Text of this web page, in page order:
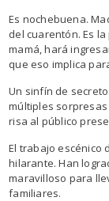
Es nochebuena.
del cuarentón.Es
mamá, hará
que eso implica
Un sinfín de
múltiples
risa al público
El trabajo escénico
hilarante.Han
maravilloso para
familiares.